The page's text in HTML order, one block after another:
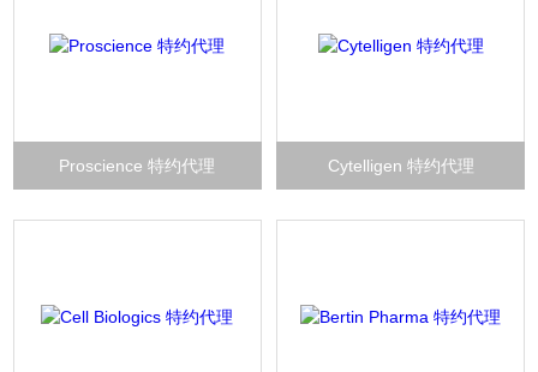
Proscience 特约代理 Cytelligen 特约代理